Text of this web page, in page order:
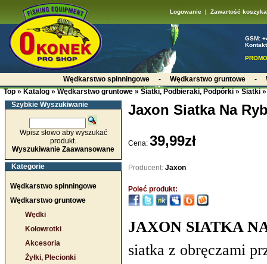
Logowanie| Zawartość koszyka
GSM:
Wędkarstwo spinningowe - Wędkarstwo gruntowe -
Top » Katalog » Wędkarstwo gruntowe » Siatki, Podbieraki, Podpórki » Siatki »
Szybkie Wyszukiwanie
Wpisz słowo aby wyszukać
produkt.
Wyszukiwanie Zaawansowane
Kategorie
Wędkarstwo spinningowe
Wędkarstwo gruntowe
Wędki
Kołowrotki
Akcesoria
Żyłki, Plecionki
Jaxon Siatka Na
Cena: 39,99zł
Producent: Jaxon
Poleć produkt:
JAXON SIATKA
siatka z obręczami